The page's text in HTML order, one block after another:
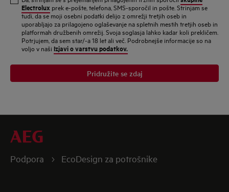
poštni
naslov
Electrolux prek e-pošte, telefona, SMS-sporočil in pošte. Strinjam se
tudi, da se moji osebni podatki delijo z omrežji tretjih oseb in
uporabljajo za prilagojeno oglaševanje na spletnih mestih tretjih oseb in
platformah družbenih omrežij. Svoja soglasja lahko kadar koli prekličem.
Potrjujem, da sem star/-a 18 let ali več. Podrobnejše informacije so na
voljo v naši Izjavi o varstvu podatkov.
Pridružite se zdaj
Podpora EcoDesign za potrošnike